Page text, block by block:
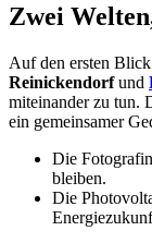
Zwei
Auf den ersten
Reinickendorfund
miteinander zu tun.
ein gemeinsamer
Die
bleiben.
Die